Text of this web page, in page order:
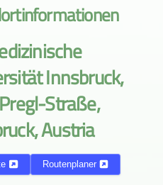
Innsbruck,
Straße,
Austria
Routenplaner